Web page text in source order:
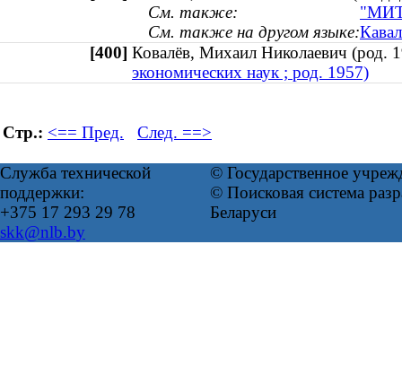
См. также:
См. также на другом языке:
[400] Ковалёв, Михаил Николаевич
экономических наук ; род. 1957)
Стр.: <== Пред. След. ==>
Служба технической
поддержки:
+375 17 293 29 78
skk@nlb.by
© Государственное
© Поисковая система
Беларуси